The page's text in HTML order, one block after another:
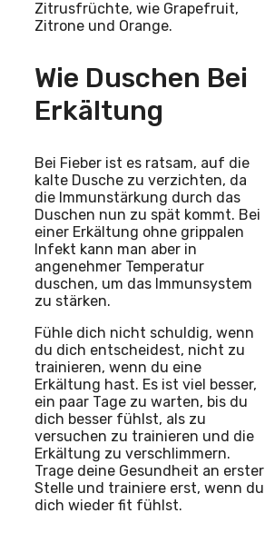
Zitrusfrüchte, wie Grapefruit,
Zitrone und Orange.
Wie Duschen Bei
Erkältung
Bei Fieber ist es ratsam, auf die
kalte Dusche zu verzichten, da
die Immunstärkung durch das
Duschen nun zu spät kommt. Bei
einer Erkältung ohne grippalen
Infekt kann man aber in
angenehmer Temperatur
duschen, um das Immunsystem
zu stärken.
Fühle dich nicht schuldig, wenn
du dich entscheidest, nicht zu
trainieren, wenn du eine
Erkältung hast. Es ist viel besser,
ein paar Tage zu warten, bis du
dich besser fühlst, als zu
versuchen zu trainieren und die
Erkältung zu verschlimmern.
Trage deine Gesundheit an erster
Stelle und trainiere erst, wenn du
dich wieder fit fühlst.